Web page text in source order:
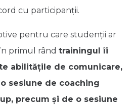
cu participanții.
pentru care studenții ar
primul rând trainingul îi
abilitățile de comunicare,
sesiune de coaching
precum și de o sesiune